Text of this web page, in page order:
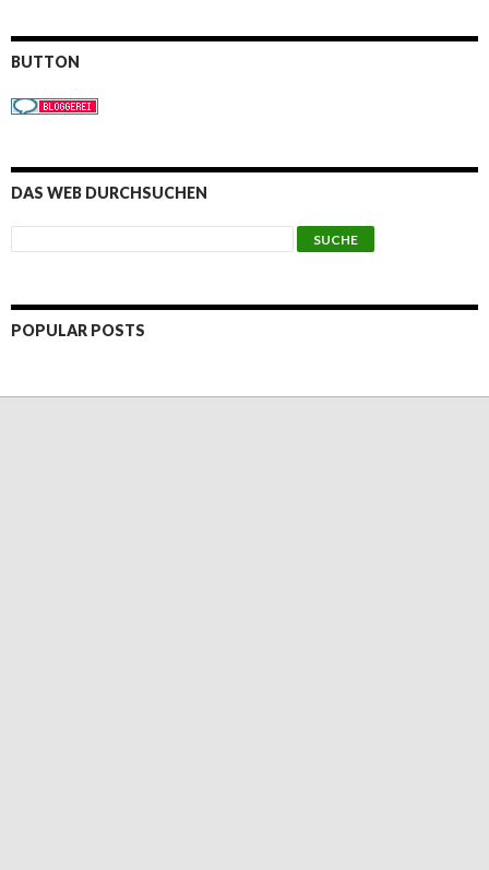
BUTTON
DAS WEB DURCHSUCHEN
POPULAR POSTS